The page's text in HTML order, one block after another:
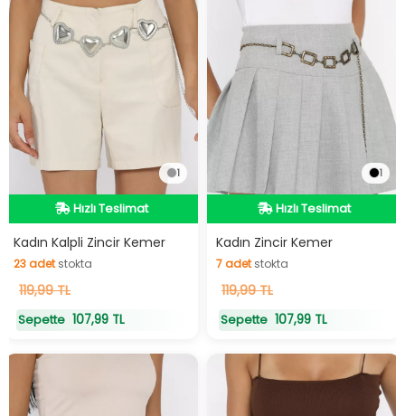
1
Hızlı Teslimat
Hızlı Teslimat
Kadın Kalpli Zincir Kemer
23adetstokta
23adetstokta
119,99 TL
Sepette 107,99 TL
1
Hızlı Teslimat
Hızlı Teslimat
Kadın Zincir Kemer
7adetstokta
7adetstokta
119,99 TL
Sepette 107,99 TL